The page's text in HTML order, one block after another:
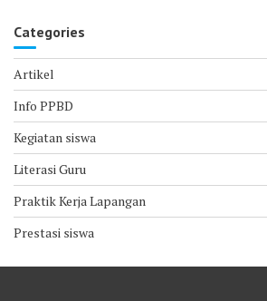
Categories
Artikel
Info PPBD
Kegiatan siswa
Literasi Guru
Praktik Kerja Lapangan
Prestasi siswa